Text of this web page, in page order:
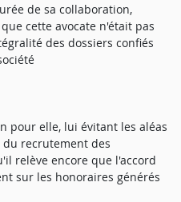
de sa collaboration,
cette avocate n'était pas
des dossiers confiés
pour elle, lui évitant les aléas
recrutement des
relève encore que l'accord
sur les honoraires générés